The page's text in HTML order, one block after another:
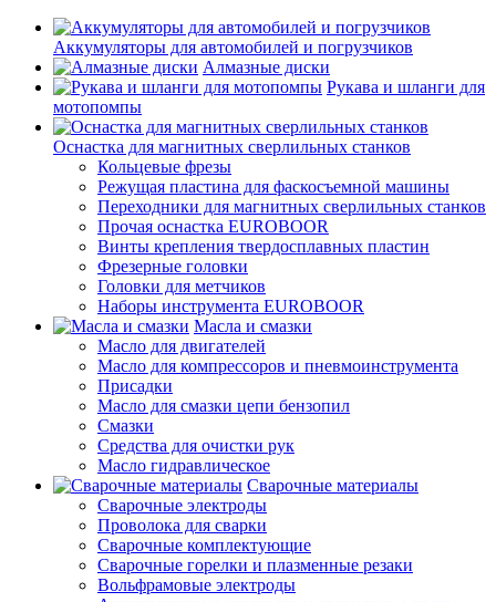
Аккумуляторы для автомобилей и погрузчиков
Алмазные диски
Рукава и шланги для
мотопомпы
Оснастка для магнитных сверлильных станков
Кольцевые фрезы
Режущая пластина для фаскосъемной машины
Переходники для магнитных сверлильных станков
Прочая оснастка EUROBOOR
Винты крепления твердосплавных пластин
Фрезерные головки
Головки для метчиков
Наборы инструмента EUROBOOR
Масла и смазки
Масло для двигателей
Масло для компрессоров и пневмоинструмента
Присадки
Масло для смазки цепи бензопил
Смазки
Средства для очистки рук
Масло гидравлическое
Сварочные материалы
Сварочные электроды
Проволока для сварки
Сварочные комплектующие
Сварочные горелки и плазменные резаки
Вольфрамовые электроды